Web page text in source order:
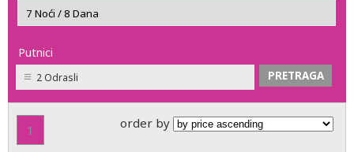
Putnici
2 Odrasli
1 order by